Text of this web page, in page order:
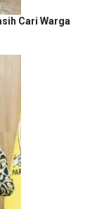
Cari Warga